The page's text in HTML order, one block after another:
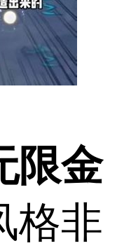
限金
格非